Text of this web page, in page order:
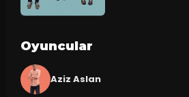
Oyuncular
Aziz Aslan